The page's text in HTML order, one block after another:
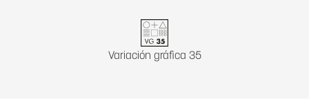
Variación gráfica 35